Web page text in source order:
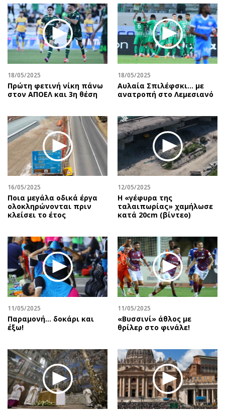
Δημοσκοπήσεις
Διπλωματία
Αθλητισμός
Κύπρος
Διεθνή
Κληρώσεις Allwyn
Οικονομία
Real Estate
Επιχειρήσεις
Αγορές
Money Review
AstroBank Properties
Trends
Ναυτιλία
Περιβάλλον
Ελλάδα
Κόσμος
Πολιτισμός
Σινεμά
Μουσική
Εικαστικά
Βιβλίο
Χειρόγραφα
Ζητούν εργασία
Θέσεις εργασίας
Geek
Νέα
Social
Αυτοκίνηση
Πολιτική
Οικονομία
Γενικά
Αναδρομές
Πρόσωπα
Περιβάλλον
Good Life
Showbiz
Ταξίδια
Συνταγές
Έξοδος
Εκπομπές
Wine routes
Uncut
Προσφορές
Προσωπικότητες στην ''Κ''
Επιστολές
18/05/2025
Πρώτη φετινή νίκη πάνω
στον ΑΠΟΕΛ και 3η θέση
18/05/2025
Αυλαία Σπιλέφσκι... με
ανατροπή στο Λεμεσιανό
16/05/2025
Ποια μεγάλα οδικά έργα
ολοκληρώνονται πριν
κλείσει το έτος
12/05/2025
H «γέφυρα της
ταλαιπωρίας» χαμήλωσε
κατά 20cm (βίντεο)
11/05/2025
Παραμονή… δοκάρι και
έξω!
11/05/2025
«Βυσσινί» άθλος με
θρίλερ στο φινάλε!